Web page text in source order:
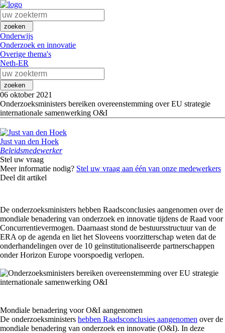
zoeken
Onderwijs
Onderzoek en innovatie
Overige thema's
Neth-ER
zoeken
06 oktober 2021
Onderzoeksministers bereiken overeenstemming over EU strategie
internationale samenwerking O&I
Just van den Hoek
Beleidsmedewerker
Stel uw vraag
Meer informatie nodig? Stel uw vraag aan één van onze medewerkers
Deel dit artikel
De onderzoeksministers hebben Raadsconclusies aangenomen over de
mondiale benadering van onderzoek en innovatie tijdens de Raad voor
Concurrentievermogen. Daarnaast stond de bestuursstructuur van de
ERA op de agenda en liet het Sloveens voorzitterschap weten dat de
onderhandelingen over de 10 geïnstitutionaliseerde partnerschappen
onder Horizon Europe voorspoedig verlopen.
Mondiale benadering voor O&I aangenomen
De onderzoeksministers hebben Raadsconclusies aangenomen over de
mondiale benadering van onderzoek en innovatie (O&I). In deze